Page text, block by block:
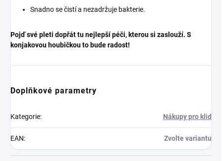
Snadno se čistí a nezadržuje bakterie.
Pojď své pleti dopřát tu nejlepší péči, kterou si zaslouží. S
konjakovou houbičkou to bude radost!
Doplňkové parametry
Kategorie: Nákupy pro klid
EAN: Zvolte variantu